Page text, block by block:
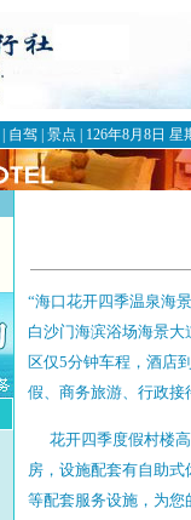
自驾 景点 126年8月8日 星
“海口花开四季温泉海
白沙门海滨浴场海景
区仅5分钟车程，酒店
假、商务旅游、行政
花开四季度假村楼高
房，设施配套有自助
等配套服务设施，为